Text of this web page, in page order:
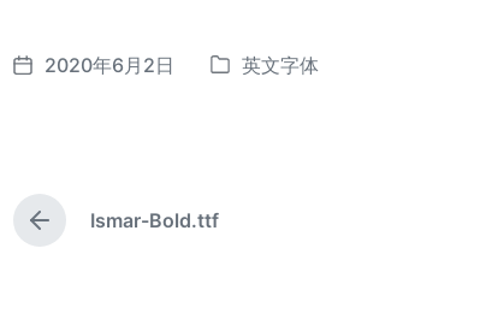
发
2020年6月2日
发
英文字体
上
篇
Ismar-Bold.ttf